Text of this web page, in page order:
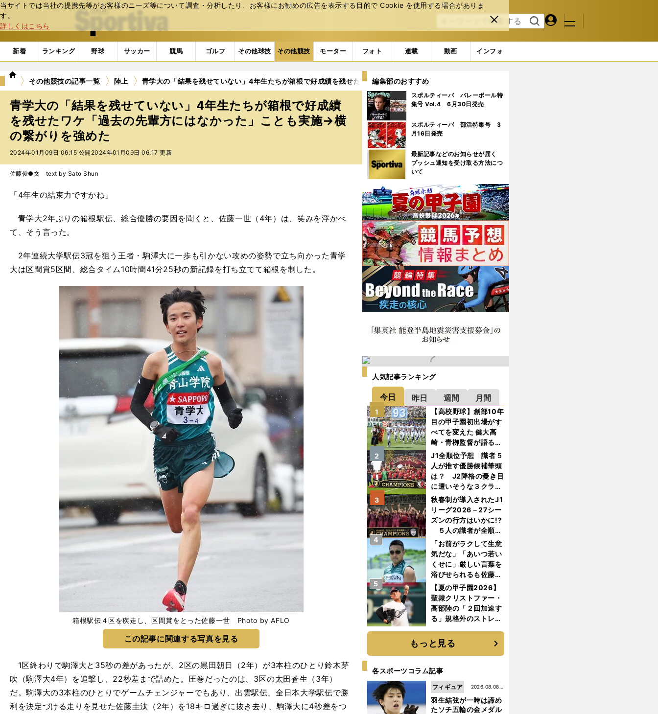
当サイトでは当社の提携先等がお客様のニーズ等について調査・分析したり、お客様にお勧めの広告を表⽰する⽬的で Cookie を使⽤する場合がありま
す。
詳しくはこちら
閉じ
る
web Sportiva (webスポルティーバ)
検索
る
マイペ
ジ
メニュ
新着 ランキング 野球 サッカー 競馬 ゴルフ その他球技 その他競技 モーター フォト 連載 動画 インフォ
we
ポ
ル
テ
ィ
ー
その他競技の記事一覧 陸上 青学大の「結果を残せていない」4年生たちが箱根で好成績を残せたワケ「過去の先輩方にはなかった」ことも実施→横の繋がりを強めた
青学大の「結果を残せていない」4年生たちが箱根で好成績
を残せたワケ「過去の先輩方にはなかった」ことも実施→横
の繋がりを強めた
2024年01月09日 06:15 公開 2024年01月09日 06:17 更新
佐藤俊●文 text by Sato Shun
「4年生の結束力ですかね」
青学大2年ぶりの箱根駅伝、総合優勝の要因を聞くと、佐藤一世（4年）は、笑みを浮かべ
て、そう言った。
2年連続大学駅伝3冠を狙う王者・駒澤大に一歩も引かない攻めの姿勢で立ち向かった青学
大は区間賞5区間、総合タイム10時間41分25秒の新記録を打ち立てて箱根を制した。
箱根駅伝４区を疾走し、区間賞をとった佐藤一世 Photo by AFLO
この記事に関連する写真を見る
1区終わりで駒澤大と35秒の差があったが、2区の黒田朝日（2年）が3本柱のひとり鈴木芽
吹（駒澤大4年）を追撃し、22秒差まで詰めた。圧巻だったのは、3区の太田蒼生（3年）
だ。駒澤大の3本柱のひとりでゲームチェンジャーでもあり、出雲駅伝、全日本大学駅伝で勝
利を決定づける走りを見せた佐藤圭汰（2年）を18キロ過ぎに抜き去り、駒澤大に4秒差をつ
編集部のおすすめ
スポルティーバ バレーボール特
集号 Vol.4 6月30日発売
スポルティーバ 部活特集号 3
月16日発売
最新記事などのお知らせが届く
プッシュ通知を受け取る方法につ
いて
人気記事ランキング
今日 昨日 週間 月間
【高校野球】創部10年
目の甲子園初出場がす
べてを変えた 健大高
崎・青栁監督が語る
「機動破壊」はこうし
て生まれた
1
J1全順位予想 識者５
人が推す優勝候補筆頭
は？ J2降格の憂き目
に遭いそうな３クラブ
とは？
2
秋春制が導入されたJ1
リーグ2026－27シー
ズンの行方はいかに!?
５人の識者が全順位
を大胆予想
3
「お前がラクして生意
気だな」「あいつ若い
くせに」厳しい言葉を
浴びせられるも佐藤慎
太郎が貫いた誇りとフ
ァンへの思い
4
【夏の甲子園2026】
聖隷クリストファー・
高部陸の「２回加速す
る」規格外のストレー
く大学進学を選ぶ理由
5
もっと見る
各スポーツコラム記事
羽生結弦が一時は諦め
たソチ五輪の金メダル
2026.08.08更
新
フィギュア